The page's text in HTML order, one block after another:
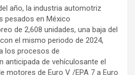
año, la industria automotriz
pesados en México
de 2,608 unidades, una baja del
el mismo periodo de 2024,
los procesos de
anticipada de vehículosante el
motores de Euro V /EPA 7 a Euro